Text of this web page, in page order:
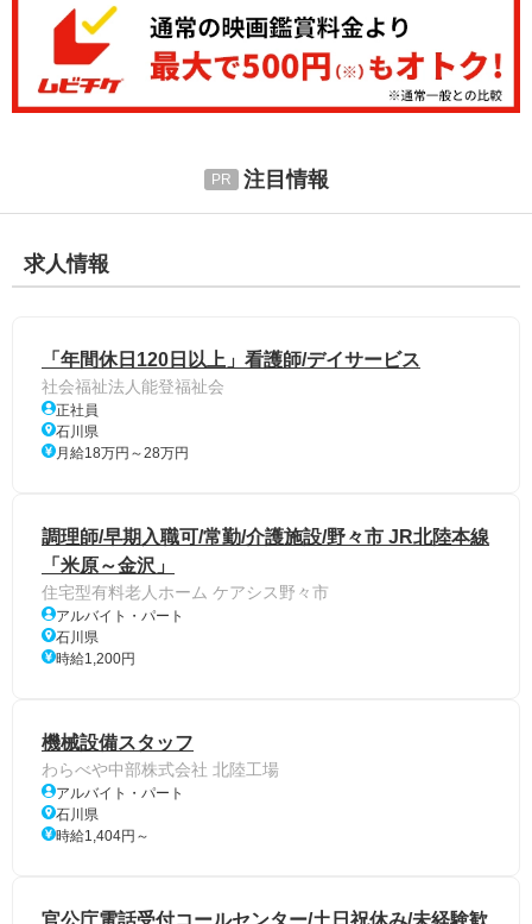
注目情報
求人情報
「年間休日120日以上」看護師/デイサービス
社会福祉法人能登福祉会
正社員
石川県
月給18万円～28万円
調理師/早期入職可/常勤/介護施設/野々市 JR北陸本線
「米原～金沢」
住宅型有料老人ホーム ケアシス野々市
アルバイト・パート
石川県
時給1,200円
機械設備スタッフ
わらべや中部株式会社 北陸工場
アルバイト・パート
石川県
時給1,404円～
官公庁電話受付コールセンター/土日祝休み/未経験歓